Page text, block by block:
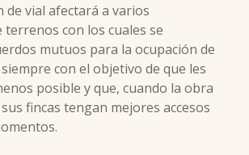
de vial afectará a varios
con los cuales se
mutuos para la ocupación de
con el objetivo de que les
posible y que, cuando la obra
fincas tengan mejores accesos